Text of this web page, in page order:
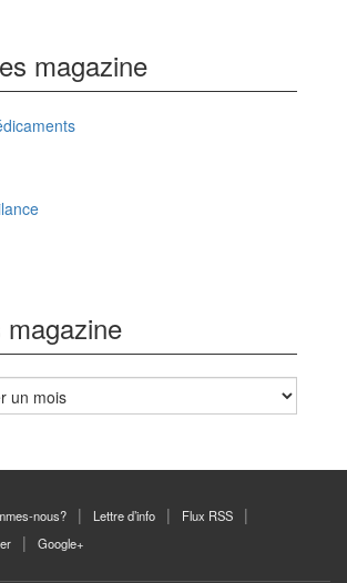
magazine
nous? Lettre d’info
Flux RSS
Google+